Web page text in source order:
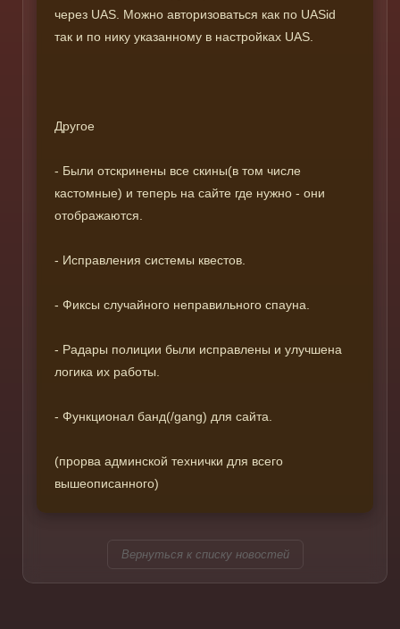
через UAS. Можно авторизоваться как по UASid
так и по нику указанному в настройках UAS.
Другое
- Были отскринены все скины(в том числе
кастомные) и теперь на сайте где нужно - они
отображаются.
- Исправления системы квестов.
- Фиксы случайного неправильного спауна.
- Радары полиции были исправлены и улучшена
логика их работы.
- Функционал банд(/gang) для сайта.
(прорва админской технички для всего
вышеописанного)
Вернуться к списку новостей